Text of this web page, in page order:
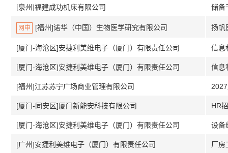
[泉州]福建成功机床有限公司 储备
网申 [福州]诺华（中国）生物医学研究有限公司 扬帆
[厦门-海沧区]安捷利美维电子（厦门）有限责任公司
[厦门-海沧区]安捷利美维电子（厦门）有限责任公司
[福州]江苏苏宁广场商业管理有限公司
[厦门-同安区]厦门新能安科技有限公司 HR
[厦门-海沧区]安捷利美维电子（厦门）有限责任公司 设备
[广州]安捷利美维电子（厦门）有限责任公司 厂房